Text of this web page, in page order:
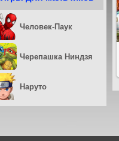
Человек-Паук
Черепашка Ниндзя
Наруто